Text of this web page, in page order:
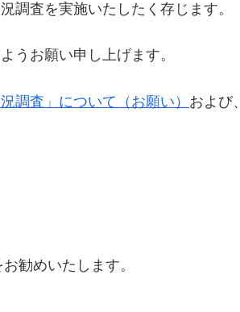
調査を実施いたしたく存じます。
うお願い申し上げます。
調査」について（お願い） および、
勧めいたします。